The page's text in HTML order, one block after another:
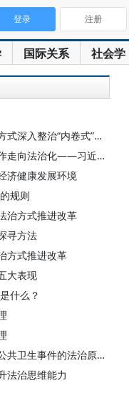
国际关系 社会学
登录 注册
入整治“内卷式”竞争
化——习近平总书记强调的“
济健康发展环境
规则
治方式推进改革
寻方法
方式推进改革
大表现
什么？
事件的法治原则与法理思维
法治思维能力